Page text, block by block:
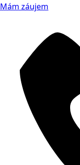
Mám záujem